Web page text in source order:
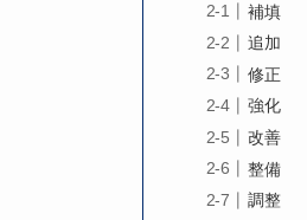
補填
追加
修正
強化
改善
整備
調整